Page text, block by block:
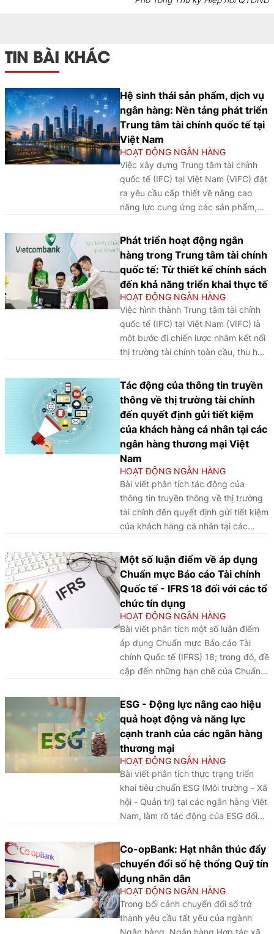
TIN BÀI KHÁC
Hệ sinh thái sản phẩm, dịch vụ
ngân hàng: Nền tảng phát triển
Trung tâm tài chính quốc tế tại
Việt Nam
HOẠT ĐỘNG NGÂN HÀNG
Việc xây dựng Trung tâm tài chính
quốc tế (IFC) tại Việt Nam (VIFC) đặt
ra yêu cầu cấp thiết về nâng cao
năng lực cung ứng các sản phẩm,
đại, an toàn, minh bạch và có khả
năng kết nối quốc tế. Trong bối cảnh
đó, hệ sinh thái sản phẩm, dịch vụ
ngân hàng trên nền tảng số giữ vai
trò then chốt; không chỉ hỗ trợ thanh
toán, quản lý dòng tiền, giao dịch
ngoại hối, tài trợ thương mại, mà còn
góp phần nâng cao năng lực cạnh
tranh của thị trường tài chính, cải
Phát triển hoạt động ngân
hàng trong Trung tâm tài chính
quốc tế: Từ thiết kế chính sách
đến khả năng triển khai thực tế
HOẠT ĐỘNG NGÂN HÀNG
Việc hình thành Trung tâm tài chính
quốc tế (IFC) tại Việt Nam (VIFC) là
một bước đi chiến lược nhằm kết nối
thị trường tài chính toàn cầu, thu hút
đầu tư, tận dụng cơ hội dịch chuyển
dòng vốn đầu tư quốc tế, qua đó
thúc đẩy phát triển thị trường tài
chính, đóng góp vào tăng trưởng
bền vững và nâng cao vị thế của
Việt Nam trên trường quốc tế. Trong
cấu trúc đó, hoạt động ngân hàng
giữ vai trò nền tảng, vừa cung cấp
dịch vụ tài chính, vừa góp phần hình
thành và vận hành các dòng vốn
trong nền kinh tế. Trên cơ sở phân
tích định hướng chính sách tại Nghị
27/6/2025 của Quốc hội về VIFC,
Nghị định số 329/2025/NĐ-CP ngày
18/12/2025 của Chính phủ về cấp
phép thành lập và hoạt động ngân
hàng, quản lý ngoại hối, phòng
chống rửa tiền, chống tài trợ khủng
bố, chống tài trợ phổ biến vũ khí hủy
diệt hàng loạt tại VIFC và thực tiễn
chuẩn bị của các ngân hàng thương
hoạt động ngân hàng tại VIFC đang
được định hình theo cách tiếp cận
thận trọng, có lộ trình.
Tác động của thông tin truyền
thông về thị trường tài chính
đến quyết định gửi tiết kiệm
của khách hàng cá nhân tại các
ngân hàng thương mại Việt
Nam
HOẠT ĐỘNG NGÂN HÀNG
Bài viết phân tích tác động của
thông tin truyền thông về thị trường
tài chính đến quyết định gửi tiết kiệm
của khách hàng cá nhân tại các
vai trò của truyền thông trong định
hướng hành vi tài chính và đề xuất
các hàm ý nhằm nâng cao hiệu quả
truyền thông, củng cố niềm tin của
người gửi tiền và bảo đảm ổn định hệ
thống ngân hàng.
Một số luận điểm về áp dụng
Chuẩn mực Báo cáo Tài chính
Quốc tế - IFRS 18 đối với các tổ
chức tín dụng
HOẠT ĐỘNG NGÂN HÀNG
Bài viết phân tích một số luận điểm
áp dụng Chuẩn mực Báo cáo Tài
chính Quốc tế (IFRS) 18; trong đó, đề
cập đến những hạn chế của Chuẩn
1) - Chuẩn mực được thay thế bởi
IFRS 18, các điểm mới của IFRS 18
và một số lưu ý khi áp dụng đối với
các tổ chức tín dụng.
ESG - Động lực nâng cao hiệu
quả hoạt động và năng lực
cạnh tranh của các ngân hàng
thương mại
HOẠT ĐỘNG NGÂN HÀNG
Bài viết phân tích thực trạng triển
khai tiêu chuẩn ESG (Môi trường - Xã
hội - Quản trị) tại các ngân hàng Việt
Nam, làm rõ tác động của ESG đối
cạnh tranh, đồng thời đề xuất các
giải pháp nhằm thúc đẩy phát triển
ngân hàng bền vững và tăng cường
khả năng tiếp cận các nguồn vốn
xanh trong bối cảnh hội nhập quốc
tế.
Co-opBank: Hạt nhân thúc đẩy
chuyển đổi số hệ thống Quỹ tín
dụng nhân dân
HOẠT ĐỘNG NGÂN HÀNG
Trong bối cảnh chuyển đổi số trở
thành yêu cầu tất yếu của ngành
Ngân hàng, Ngân hàng Hợp tác xã